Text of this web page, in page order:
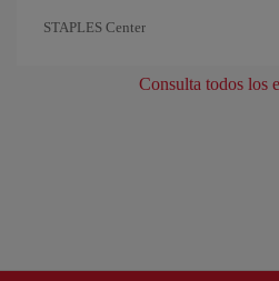
STAPLES Center
Consulta todos los